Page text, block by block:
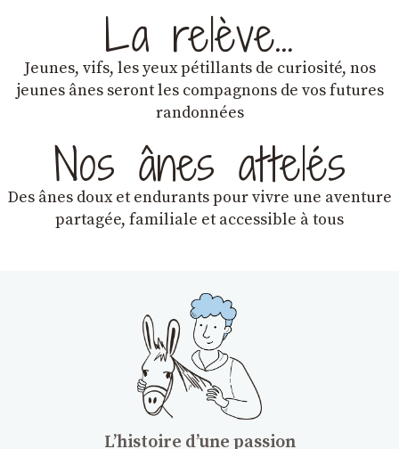
La relève…
Jeunes, vifs, les yeux pétillants de curiosité, nos
jeunes ânes seront les compagnons de vos futures
randonnées
Nos ânes attelés
Des ânes doux et endurantspour vivre une aventure
partagée, familiale et accessible à tous
Lʼhistoire dʼune passion